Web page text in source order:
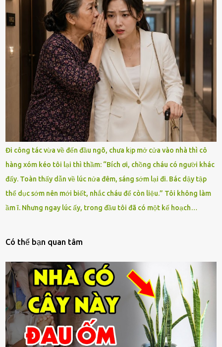
Đi công tác vừa về đến đầu ngõ, chưa kịp mở cửa vào nhà thì cô
hàng xóm kéo tôi lại thì thầm: “Bích ơi, chồng cháu có người khác
đấy. Toàn thấy dẫn về lúc nửa đêm, sáng sớm lại đi. Bác dậy tập
thể dục sớm nên mới biết, nhắc cháu để còn liệu.” Tôi không làm
ầm ĩ. Nhưng ngay lúc ấy, trong đầu tôi đã có một kế hoạch…
Có thế bạn quan tâm